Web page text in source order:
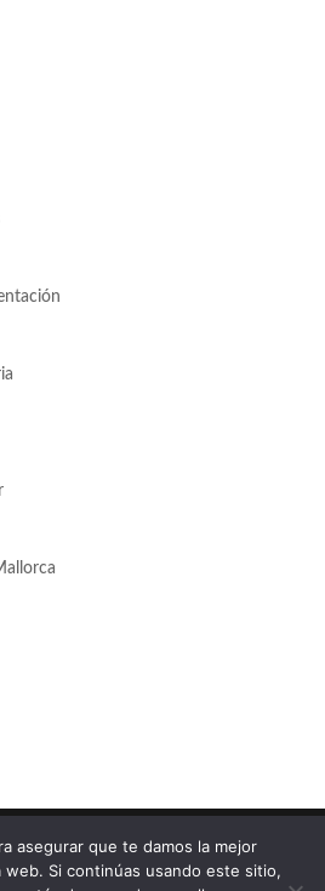
Inmobiliaria | Aviso Legal|
asegurar que te damos la mejor
Si continúas usando este sitio,